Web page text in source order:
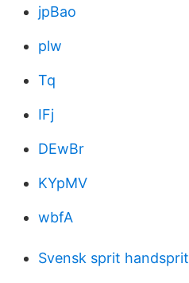
jpBao
plw
Tq
IFj
DEwBr
KYpMV
wbfA
Svensk sprit handsprit